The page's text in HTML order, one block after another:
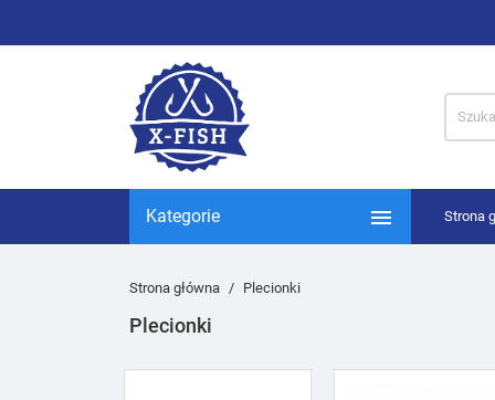
Kategorie  Strona
Strona główna Plecionki
Plecionki